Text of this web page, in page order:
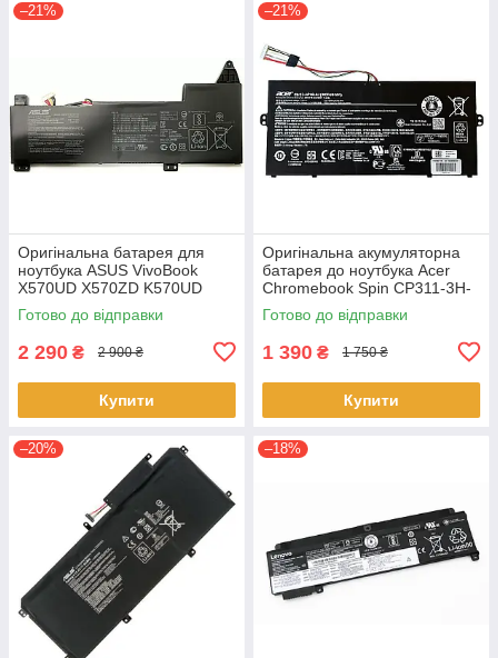
–21%
Оригінальна батарея для
ноутбука ASUS VivoBook
X570UD X570ZD K570UD
K570ZD R570UD R570ZD
F570UD - B31N1723
Готово до відправки
2 290 ₴ 2 900 ₴
Купити
–21%
Оригінальна акумуляторна
батарея до ноутбука Acer
Chromebook Spin CP311-3H-
K2RJ CP311-2H-C679 CP513-
1HL CP513-1H - AP16L8J
Готово до відправки
1 390 ₴ 1 750 ₴
Купити
–20% –18%